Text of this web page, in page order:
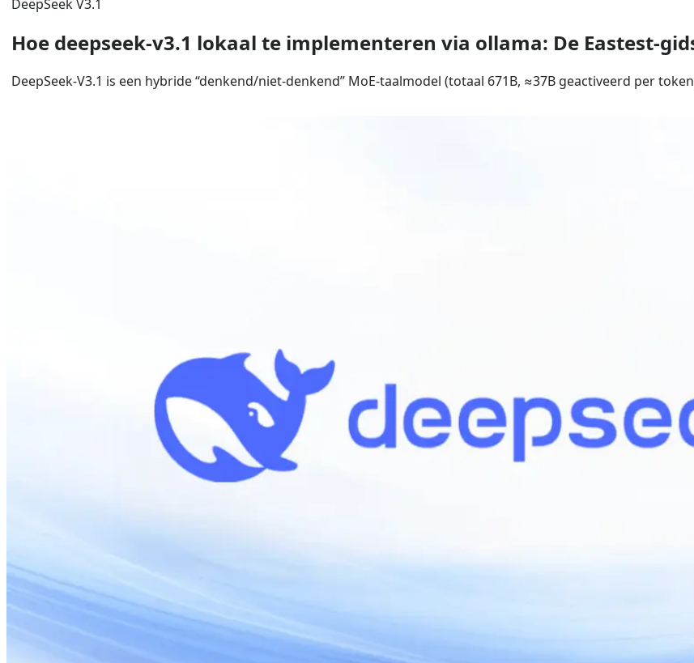
DeepSeek V3.1
Hoe deepseek-v3.1 lokaal te implementeren via ollama: De Eastest-
DeepSeek-V3.1 is een hybride “denkend/niet-denkend” MoE-taalmodel (totaal 671B, ≈37B geactiveerd per